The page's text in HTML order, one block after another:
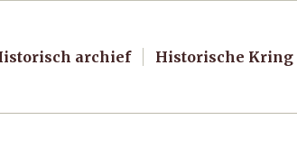
archief Historische Kring